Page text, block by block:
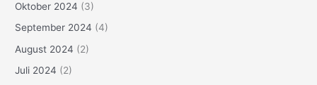
Oktober 2024 (3)
September 2024 (4)
August 2024 (2)
Juli 2024 (2)